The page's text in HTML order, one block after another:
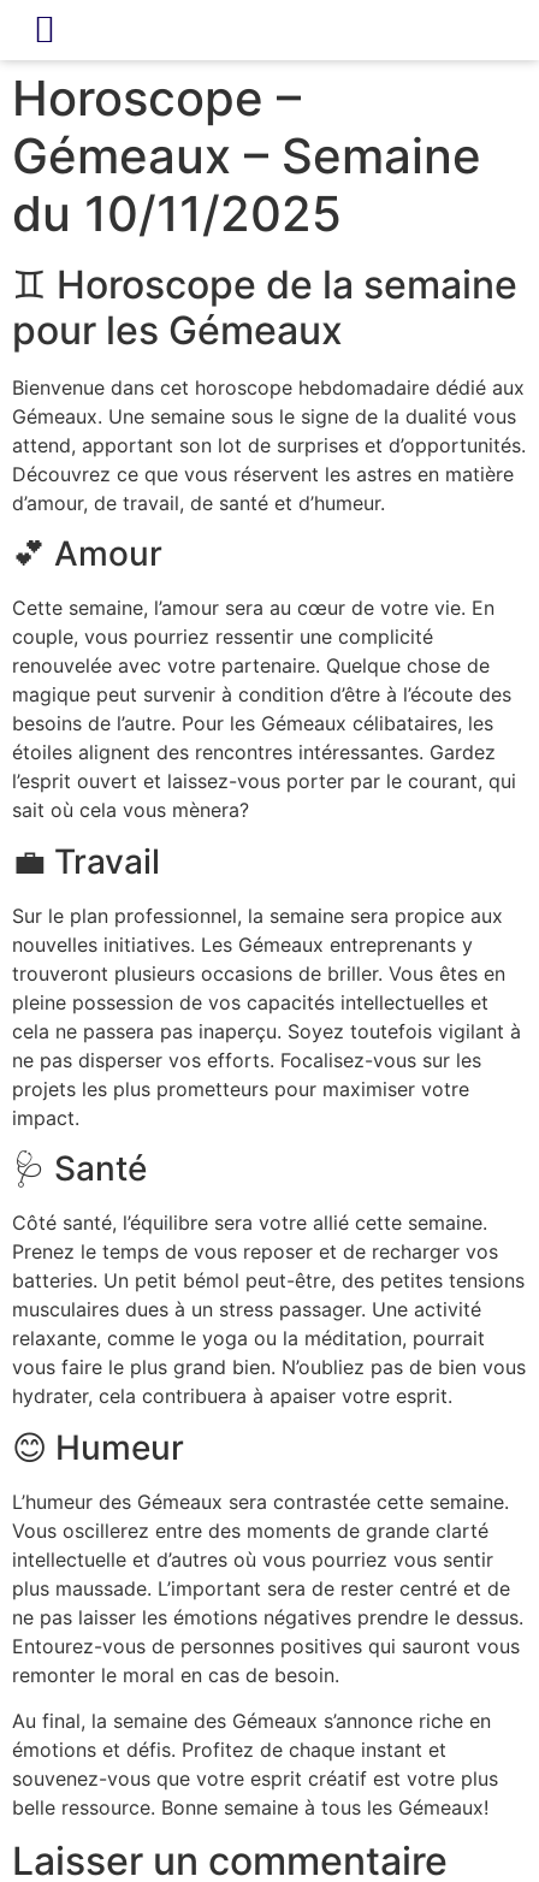
Horoscope –
Gémeaux – Semaine
du 10/11/2025
♊ Horoscope de la semaine
pour les Gémeaux
Bienvenue dans cet horoscope hebdomadaire dédié aux
Gémeaux. Une semaine sous le signe de la dualité vous
attend, apportant son lot de surprises et d’opportunités.
Découvrez ce que vous réservent les astres en matière
d’amour, de travail, de santé et d’humeur.
💕 Amour
Cette semaine, l’amour sera au cœur de votre vie. En
couple, vous pourriez ressentir une complicité
renouvelée avec votre partenaire. Quelque chose de
magique peut survenir à condition d’être à l’écoute des
besoins de l’autre. Pour les Gémeaux célibataires, les
étoiles alignent des rencontres intéressantes. Gardez
l’esprit ouvert et laissez-vous porter par le courant, qui
sait où cela vous mènera?
💼 Travail
Sur le plan professionnel, la semaine sera propice aux
nouvelles initiatives. Les Gémeaux entreprenants y
trouveront plusieurs occasions de briller. Vous êtes en
pleine possession de vos capacités intellectuelles et
cela ne passera pas inaperçu. Soyez toutefois vigilant à
ne pas disperser vos efforts. Focalisez-vous sur les
projets les plus prometteurs pour maximiser votre
impact.
🩺 Santé
Côté santé, l’équilibre sera votre allié cette semaine.
Prenez le temps de vous reposer et de recharger vos
batteries. Un petit bémol peut-être, des petites tensions
musculaires dues à un stress passager. Une activité
relaxante, comme le yoga ou la méditation, pourrait
vous faire le plus grand bien. N’oubliez pas de bien vous
hydrater, cela contribuera à apaiser votre esprit.
😊 Humeur
L’humeur des Gémeaux sera contrastée cette semaine.
Vous oscillerez entre des moments de grande clarté
intellectuelle et d’autres où vous pourriez vous sentir
plus maussade. L’important sera de rester centré et de
ne pas laisser les émotions négatives prendre le dessus.
Entourez-vous de personnes positives qui sauront vous
remonter le moral en cas de besoin.
Au final, la semaine des Gémeaux s’annonce riche en
émotions et défis. Profitez de chaque instant et
souvenez-vous que votre esprit créatif est votre plus
belle ressource. Bonne semaine à tous les Gémeaux!
Laisser un commentaire